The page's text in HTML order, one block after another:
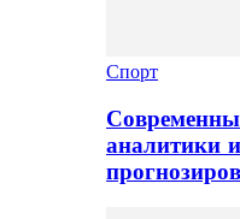
Спорт
аналитики